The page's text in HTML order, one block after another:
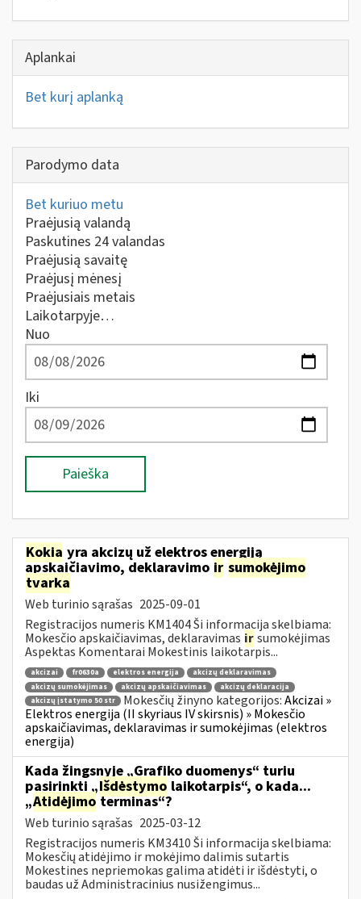
Aplankai
Bet kurį aplanką
Parodymo data
Bet kuriuo metu
Praėjusią valandą
Paskutines 24 valandas
Praėjusią savaitę
Praėjusį mėnesį
Praėjusiais metais
Laikotarpyje…
Nuo
Iki
Paieška
Kokia yra akcizų už elektros energiją
apskaičiavimo, deklaravimo ir sumokėjimo
tvarka
Web turinio sąrašas 2025-09-01
Registracijos numeris KM1404 Ši informacija skelbiama:
Mokesčio apskaičiavimas, deklaravimas irsumokėjimas
Aspektas Komentarai Mokestinis laikotarpis...
akcizai fr0630a elektros energija
akcizų deklaravimas
akcizų sumokėjimas
akcizų apskaičiavimas
akcizų deklaracija
akcizų įstatymo 50 str
Mokesčių žinyno kategorijos:Akcizai »
Elektros energija (II skyriaus IV skirsnis) » Mokesčio
apskaičiavimas, deklaravimas ir sumokėjimas (elektros
energija)
Kada žingsnyje „Grafiko duomenys“ turiu
pasirinkti „Išdėstymo laikotarpis“, o kada...
„Atidėjimoterminas“?
Web turinio sąrašas 2025-03-12
Registracijos numeris KM3410 Ši informacija skelbiama:
Mokesčių atidėjimo ir mokėjimo dalimis sutartis
Mokestines nepriemokas galima atidėti ir išdėstyti, o
baudas už Administracinius nusižengimus...